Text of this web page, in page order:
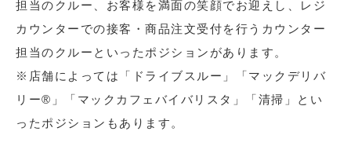
担当のクルー、お客様を満面の笑顔でお迎えし、レジ
カウンターでの接客・商品注文受付を行うカウンター
担当のクルーといったポジションがあります。
※店舗によっては「ドライブスルー」「マックデリバ
リー®︎」「マックカフェバイバリスタ」「清掃」とい
ったポジションもあります。